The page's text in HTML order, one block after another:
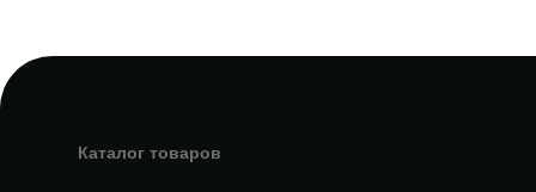
Каталог товаров